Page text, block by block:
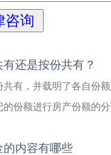
还是按份共有？
有，并载明了各自份
份额进行房产份额的
内容有哪些